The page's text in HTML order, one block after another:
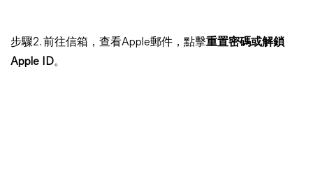
步驟2. 前往信箱，查看Apple郵件，點擊重置密碼或解鎖
Apple ID。